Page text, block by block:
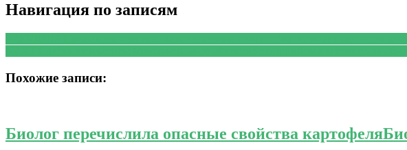
Навигация по записям
Похожие записи:
Биолог перечислила опасные свойства картофеля